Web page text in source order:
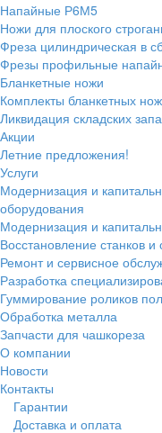
Напайные Р6М5
Ножи для плоского
Фреза цилиндрическая в
Фрезы профильные
Бланкетные ножи
Комплекты бланкетных
Ликвидация складских
Акции
Летние предложения!
Услуги
Модернизация и
оборудования
Модернизация и
Восстановление станков
Ремонт и сервисное
Разработка
Гуммирование роликов
Обработка металла
Запчасти для чашкореза
О компании
Новости
Контакты
Гарантии
Доставка и оплата